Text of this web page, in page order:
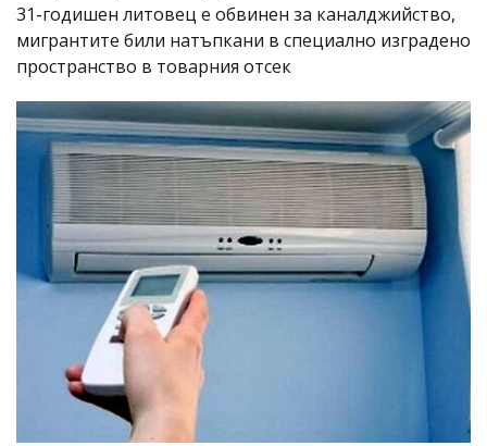
31-годишен литовец е обвинен за каналджийство,
мигрантите били натъпкани в специално изградено
пространство в товарния отсек